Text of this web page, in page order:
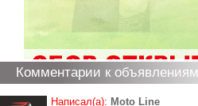
Комментарии к объявлениям
Написал(а): Moto Line